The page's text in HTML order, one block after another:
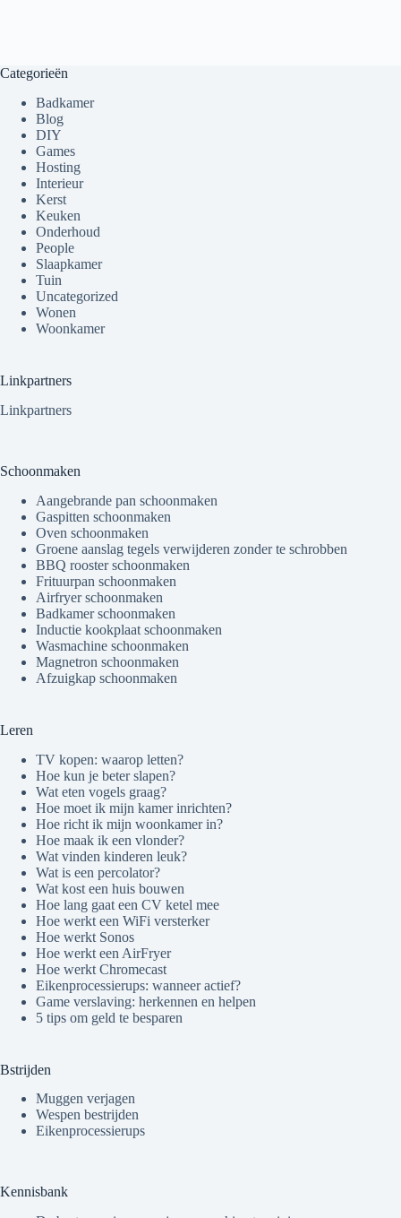
Categorieën
Badkamer
Blog
DIY
Games
Hosting
Interieur
Kerst
Keuken
Onderhoud
People
Slaapkamer
Tuin
Uncategorized
Wonen
Woonkamer
Linkpartners
Linkpartners
Schoonmaken
Aangebrande pan schoonmaken
Gaspitten schoonmaken
Oven schoonmaken
Groene aanslag tegels verwijderen zonder te schrobben
BBQ rooster schoonmaken
Frituurpan schoonmaken
Airfryer schoonmaken
Badkamer schoonmaken
Inductie kookplaat schoonmaken
Wasmachine schoonmaken
Magnetron schoonmaken
Afzuigkap schoonmaken
Leren
TV kopen: waarop letten?
Hoe kun je beter slapen?
Wat eten vogels graag?
Hoe moet ik mijn kamer inrichten?
Hoe richt ik mijn woonkamer in?
Hoe maak ik een vlonder?
Wat vinden kinderen leuk?
Wat is een percolator?
Wat kost een huis bouwen
Hoe lang gaat een CV ketel mee
Hoe werkt een WiFi versterker
Hoe werkt Sonos
Hoe werkt een AirFryer
Hoe werkt Chromecast
Eikenprocessierups: wanneer actief?
Game verslaving: herkennen en helpen
5 tips om geld te besparen
Bstrijden
Muggen verjagen
Wespen bestrijden
Eikenprocessierups
Kennisbank